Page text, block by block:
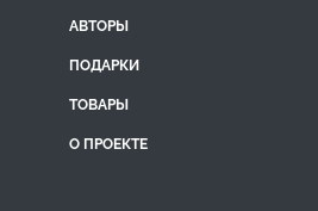
АВТОРЫ
ПОДАРКИ
ТОВАРЫ
О ПРОЕКТЕ